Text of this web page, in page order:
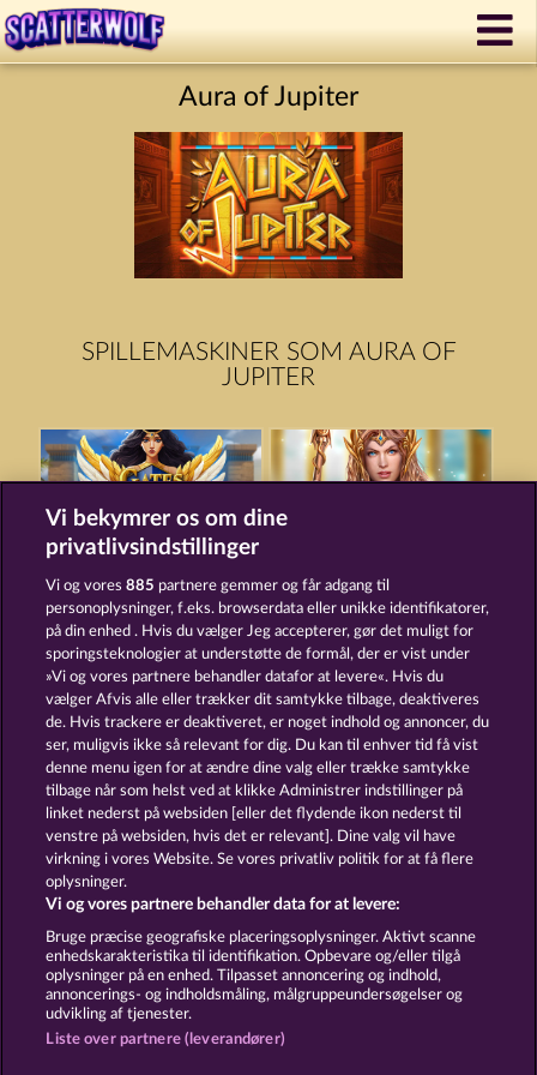
Aura of Jupiter
SPILLEMASKINER SOM AURA OF
JUPITER
THE GUARDIAN GOD: HEIMDALL'S HORN POSEIDON'S RISING
Vilkår og betingelser Datasikkerhed
Kontakt
Indsend anmodning om tilbagetrækning
Vi bekymrer os om dine
privatlivsindstillinger
Vi og vores885 partnere gemmer og får adgang til
personoplysninger, f.eks. browserdata eller unikke identifikatorer,
på din enhed . Hvis du vælger Jeg accepterer, gør det muligt for
sporingsteknologier at understøtte de formål, der er vist under
»Vi og vores partnere behandler datafor at levere«. Hvis du
vælger Afvis alle eller trækker dit samtykke tilbage, deaktiveres
de. Hvis trackere er deaktiveret, er noget indhold og annoncer, du
ser, muligvis ikke så relevant for dig. Du kan til enhver tid få vist
denne menu igen for at ændre dine valg eller trække samtykke
tilbage når som helst ved at klikke Administrer indstillinger på
linket nederst på websiden [eller det flydende ikon nederst til
venstre på websiden, hvis det er relevant]. Dine valg vil have
virkning i vores Website. Se vores privatliv politik for at få flere
oplysninger.
Vi og vores partnere behandler data for at levere:
Bruge præcise geografiske placeringsoplysninger. Aktivt scanne
enhedskarakteristika til identifikation. Opbevare og/eller tilgå
oplysninger på en enhed. Tilpasset annoncering og indhold,
annoncerings- og indholdsmåling, målgruppeundersøgelser og
udvikling af tjenester.
Liste over partnere (leverandører)